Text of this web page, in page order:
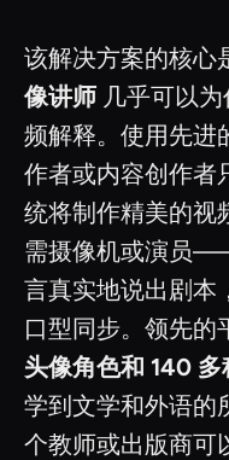
该解决方案的核心
像讲师 几乎可以
频解释。使用先进
作者或内容创作者
统将制作精美的视
需摄像机或演员
言真实地说出剧本
口型同步。领先的
头像角色和 140 多
学到文学和外语的
个教师或出版商可